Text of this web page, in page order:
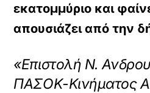
εκατομμύριο και
απουσιάζει από την
«Επιστολή Ν.
ΠΑΣΟΚ-Κινήματος